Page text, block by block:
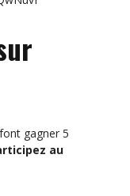
gagner 5
au